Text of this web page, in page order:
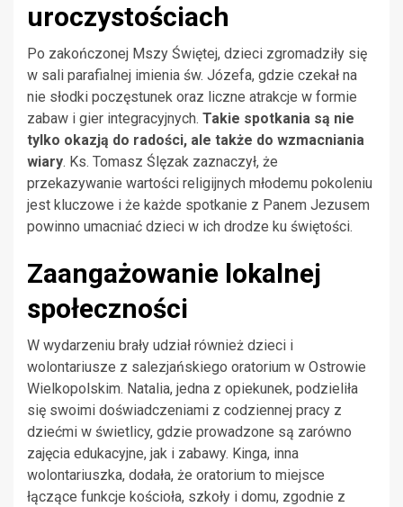
uroczystościach
Po zakończonej Mszy Świętej, dzieci zgromadziły się
w sali parafialnej imienia św. Józefa, gdzie czekał na
nie słodki poczęstunek oraz liczne atrakcje w formie
zabaw i gier integracyjnych. Takie spotkania są nie
tylko okazją do radości, ale także do wzmacniania
wiary. Ks. Tomasz Ślęzak zaznaczył, że
przekazywanie wartości religijnych młodemu pokoleniu
jest kluczowe i że każde spotkanie z Panem Jezusem
powinno umacniać dzieci w ich drodze ku świętości.
Zaangażowanie lokalnej
społeczności
W wydarzeniu brały udział również dzieci i
wolontariusze z salezjańskiego oratorium w Ostrowie
Wielkopolskim. Natalia, jedna z opiekunek, podzieliła
się swoimi doświadczeniami z codziennej pracy z
dziećmi w świetlicy, gdzie prowadzone są zarówno
zajęcia edukacyjne, jak i zabawy. Kinga, inna
wolontariuszka, dodała, że oratorium to miejsce
łączące funkcje kościoła, szkoły i domu, zgodnie z